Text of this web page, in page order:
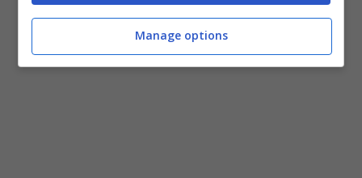
Manage options